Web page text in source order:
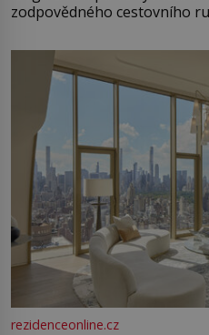
zodpovědného cestovního
rezidenceonline.cz